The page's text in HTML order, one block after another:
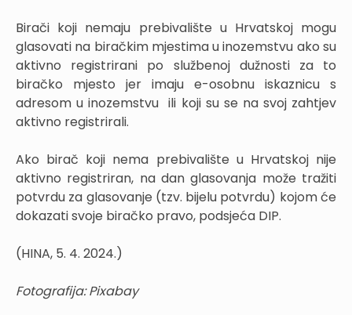
Birači koji nemaju prebivalište u Hrvatskoj mogu
glasovati na biračkim mjestima u inozemstvu ako su
aktivno registrirani po službenoj dužnosti za to
biračko mjesto jer imaju e-osobnu iskaznicu s
adresom u inozemstvu ili koji su se na svoj zahtjev
aktivno registrirali.
Ako birač koji nema prebivalište u Hrvatskoj nije
aktivno registriran, na dan glasovanja može tražiti
potvrdu za glasovanje (tzv. bijelu potvrdu) kojom će
dokazati svoje biračko pravo, podsjeća DIP.
(HINA, 5. 4. 2024.)
Fotografija: Pixabay